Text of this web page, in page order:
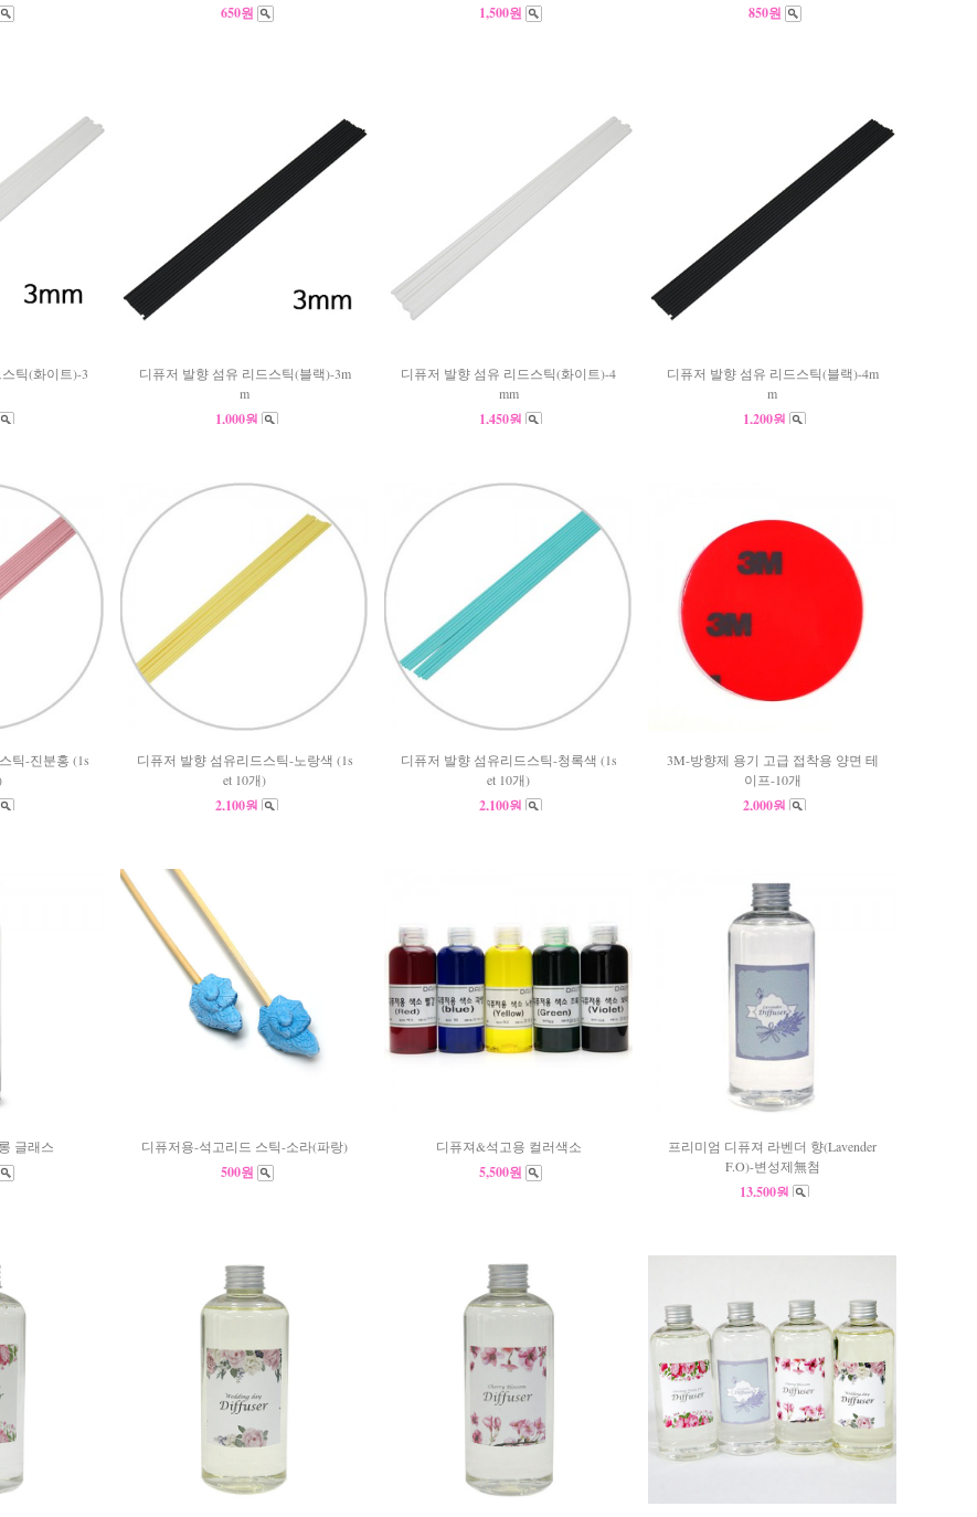
650원 1,500원 850원
틱(화이트)-3
디퓨저 발향 섬유 리드스틱(블랙)-3m
m
1,000원
디퓨저 발향 섬유 리드스틱(화이트)-4
mm
1,450원
디퓨저 발향 섬유 리드스틱(블랙)-4m
m
1,200원
틱-진분홍 (1s
디퓨저 발향 섬유리드스틱-노랑색 (1s
et 10개)
2,100원
디퓨저 발향 섬유리드스틱-청록색 (1s
et 10개)
2,100원
3M-방향제 용기 고급 접착용 양면 테
이프-10개
2,000원
글래스 디퓨저용-석고리드 스틱-소라(파랑)
500원
디퓨져&석고용 컬러색소
5,500원
프리미엄 디퓨져 라벤더 향(Lavender
F.O)-변성제無첨
13,500원